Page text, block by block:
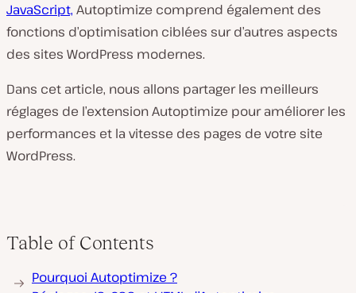
JavaScript, Autoptimize comprend également des
fonctions d’optimisation ciblées sur d’autres aspects
des sites WordPress modernes.
Dans cet article, nous allons partager les meilleurs
réglages de l’extension Autoptimize pour améliorer les
performances et la vitesse des pages de votre site
WordPress.
Table of Contents
Pourquoi Autoptimize ?